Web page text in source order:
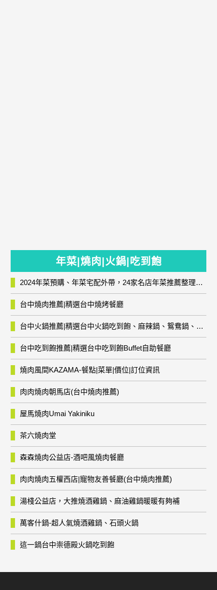
年菜|燒肉|火鍋|吃到飽
2024年菜預購、年菜宅配外帶，24家名店年菜推薦整理，圍爐輕鬆上菜團圓趣
台中燒肉推薦|精選台中燒烤餐廳
台中火鍋推薦|精選台中火鍋吃到飽、麻辣鍋、鴛鴦鍋、石頭火鍋、酸菜白肉鍋、海鮮鍋、燒酒雞、麻油雞、壽喜燒等熱門人氣火鍋店!
台中吃到飽推薦|精選台中吃到飽Buffet自助餐廳
燒肉風間KAZAMA-餐點|菜單|價位|訂位資訊
肉肉燒肉朝馬店(台中燒肉推薦)
屋馬燒肉Umai Yakiniku
茶六燒肉堂
森森燒肉公益店-酒吧風燒肉餐廳
肉肉燒肉五權西店|寵物友善餐廳(台中燒肉推薦)
湯棧公益店，大推燒酒雞鍋、麻油雞鍋暖暖有夠補
萬客什鍋-超人氣燒酒雞鍋、石頭火鍋
這一鍋台中崇德殿火鍋吃到飽